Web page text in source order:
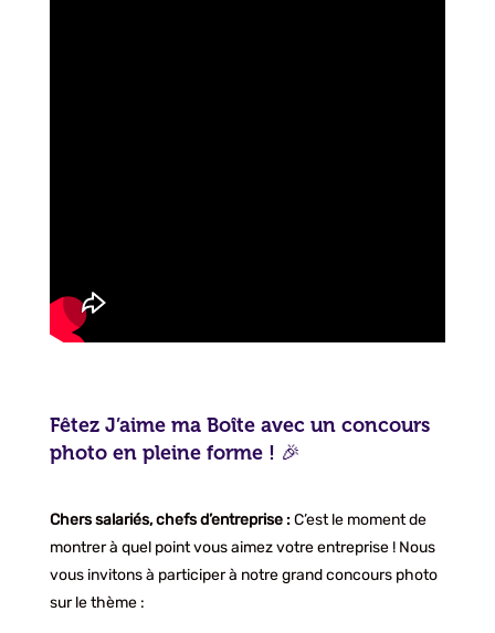
Fêtez J’aime ma Boîte avec un concours
photo en pleine forme ! 🎉
Chers salariés, chefs d’entreprise :C’est le moment de
montrer à quel point vous aimez votre entreprise ! Nous
vous invitons à participer à notre grand concours photo
sur le thème :